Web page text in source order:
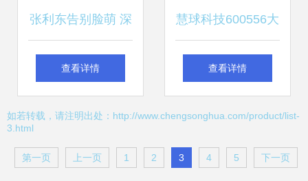
张利东告别脸萌 深
耕计算机软硬件技
查看详情
慧球科技600556大
跌停牌真实原因及
查看详情
如若转载，请注明出处：http://www.chengsonghua.com/product/list-
3.html
第一页 上一页 1 2 3 4 5 下一页